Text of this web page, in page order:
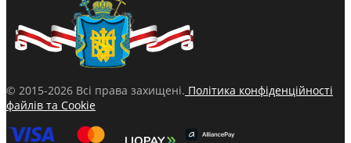
© 2015-2026 Всі права захищені. Політика конфіденційності
файлів та Cookie